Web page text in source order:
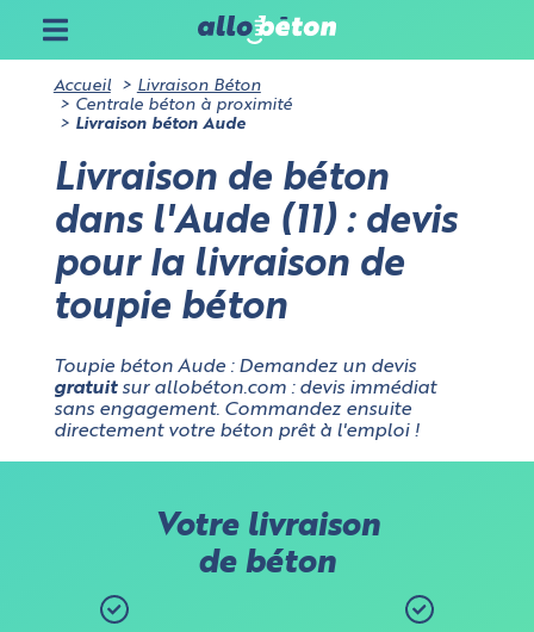
Accueil
Livraison Béton
Centrale béton à proximité
Livraison béton Aude
Livraison de béton
dans l'Aude (11) : devis
pour la livraison de
toupie béton
Toupie béton Aude : Demandez un devis
gratuitsur allobéton.com : devis immédiat
sans engagement. Commandez ensuite
directement votre béton prêt à l'emploi !
Votre livraison
de béton